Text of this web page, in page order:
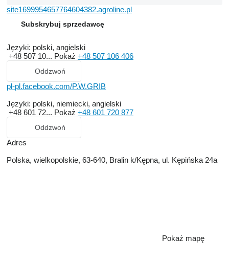
site1699954657764604382.agroline.pl
Subskrybuj sprzedawcę
Języki: polski, angielski
+48 507 10... Pokaż +48 507 106 406
Oddzwoń
pl-pl.facebook.com/P.W.GRIB
Języki: polski, niemiecki, angielski
+48 601 72... Pokaż +48 601 720 877
Oddzwoń
Adres
Polska, wielkopolskie, 63-640, Bralin k/Kępna, ul. Kępińska 24a
Pokaż mapę